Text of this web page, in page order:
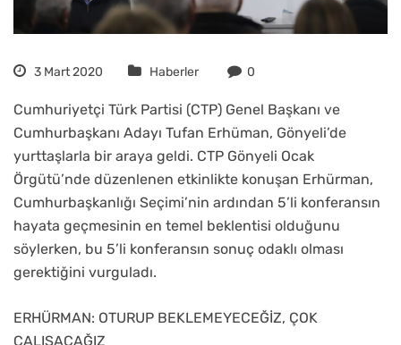
3 Mart 2020 Haberler 0
Cumhuriyetçi Türk Partisi (CTP) Genel Başkanı ve
Cumhurbaşkanı Adayı Tufan Erhüman, Gönyeli’de
yurttaşlarla bir araya geldi. CTP Gönyeli Ocak
Örgütü’nde düzenlenen etkinlikte konuşan Erhürman,
Cumhurbaşkanlığı Seçimi’nin ardından 5’li konferansın
hayata geçmesinin en temel beklentisi olduğunu
söylerken, bu 5’li konferansın sonuç odaklı olması
gerektiğini vurguladı.
ERHÜRMAN: OTURUP BEKLEMEYECEĞİZ, ÇOK
ÇALIŞACAĞIZ